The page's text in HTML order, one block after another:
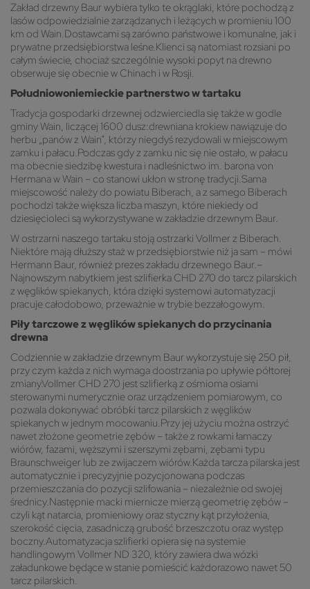
Zakład drzewny Baur wybiera tylko te okrąglaki, które pochodzą z
lasów odpowiedzialnie zarządzanych i leżących w promieniu 100
km od Wain.Dostawcami są zarówno państwowe i komunalne, jak i
prywatne przedsiębiorstwa leśne.Klienci są natomiast rozsiani po
całym świecie, chociaż szczególnie wysoki popyt na drewno
obserwuje się obecnie w Chinach i w Rosji.
Południowoniemieckie partnerstwo w tartaku
Tradycja gospodarki drzewnej odzwierciedla się także w godle
gminy Wain, liczącej 1600 dusz:drewniana krokiew nawiązuje do
herbu „panów z Wain”, którzy niegdyś rezydowali w miejscowym
zamku i pałacu.Podczas gdy z zamku nic się nie ostało, w pałacu
ma obecnie siedzibę kwestura i nadleśnictwo im. barona von
Hermana w Wain – co stanowi ukłon w stronę tradycji.Sama
miejscowość należy do powiatu Biberach, a z samego Biberach
pochodzi także większa liczba maszyn, które niekiedy od
dziesięcioleci są wykorzystywane w zakładzie drzewnym Baur.
W ostrzarni naszego tartaku stoją ostrzarki Vollmer z Biberach.
Niektóre mają dłuższy staż w przedsiębiorstwie niż ja sam – mówi
Hermann Baur, również prezes zakładu drzewnego Baur.–
Najnowszym nabytkiem jest szlifierka CHD 270 do tarcz pilarskich
z węglików spiekanych, która dzięki systemowi automatyzacji
pracuje całodobowo, przeważnie w trybie bezzałogowym.
Piły tarczowe z węglików spiekanych do przycinania
drewna
Codziennie w zakładzie drzewnym Baur wykorzystuje się 250 pił,
przy czym każda z nich wymaga doostrzania po upływie półtorej
zmiany.Vollmer CHD 270 jest szlifierką z ośmioma osiami
sterowanymi numerycznie oraz urządzeniem pomiarowym, co
pozwala dokonywać obróbki tarcz pilarskich z węglików
spiekanych w jednym mocowaniu.Przy jej użyciu można ostrzyć
nawet złożone geometrie zębów – także z rowkami łamaczy
wiórów, fazami, węższymi i szerszymi zębami, zębami typu
Braunschweiger lub ze zwijaczem wiórów.Każda tarcza pilarska jest
automatycznie i precyzyjnie pozycjonowana podczas
przemieszczania do pozycji szlifowania – niezależnie od swojej
średnicy.Następnie macki miernicze mierzą geometrię zębów –
czyli kąt natarcia, promieniowy oraz styczny kąt przyłożenia,
szerokość cięcia, zasadniczą grubość brzeszczotu oraz występ
boczny.Automatyzacja szlifierki opiera się na systemie
handlingowym Vollmer ND 320, który zawiera dwa wózki
załadunkowe będące w stanie pomieścić każdorazowo nawet 50
tarcz pilarskich.